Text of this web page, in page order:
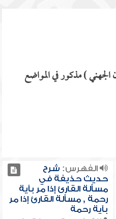
الجهني ) مذكور في المواضع
الفهرس: شرح
حديث حذيفة في
مسألة القارئ إذا مر بآية
رحمة , مسألة القارئ إذا مر
بآية رحمة